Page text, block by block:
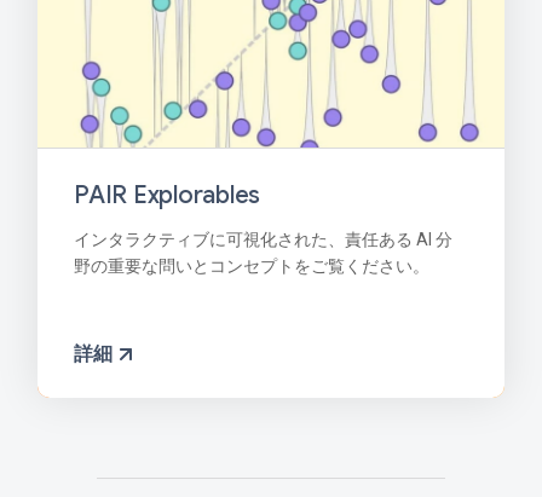
PAIR Explorables
インタラクティブに可視化された、責任ある AI 分
野の重要な問いとコンセプトをご覧ください。
詳細